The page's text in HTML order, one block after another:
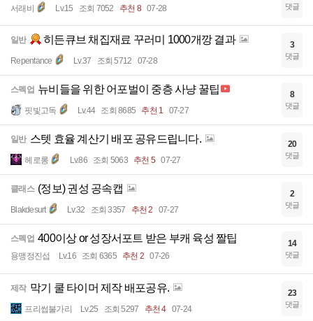
서래비 Lv.15 조회 7052 추천 8 07-28 댓글
일반 히든큐브 채집재료 꾸러미 1000개깡 결과
Repentance Lv.37 조회 5712 07-28
3
댓글
스펙업 뉴비들을 위한 어포벌이 중층 사냥 꿀팁
핏빛고독 Lv.44 조회 8685 추천 1 07-27
8
댓글
일반 스텟 효율 계산기 배포 공유드립니다.
헤로롱 Lv.86 조회 5063 추천 5 07-27
20
댓글
클래스 (정보) 권성 공속캡
Blakdesurt Lv.32 조회 3357 추천 2 07-27
2
댓글
스펙업 400이상 or 성장서포트 받은 부캐 육성 짤팁
용맹정진섭 Lv.16 조회 6365 추천 2 07-26
14
댓글
제작 막기 쿨 타이머 제작 배포공유.
프리썹불가리 Lv.25 조회 5297 추천 4 07-24
23
댓글